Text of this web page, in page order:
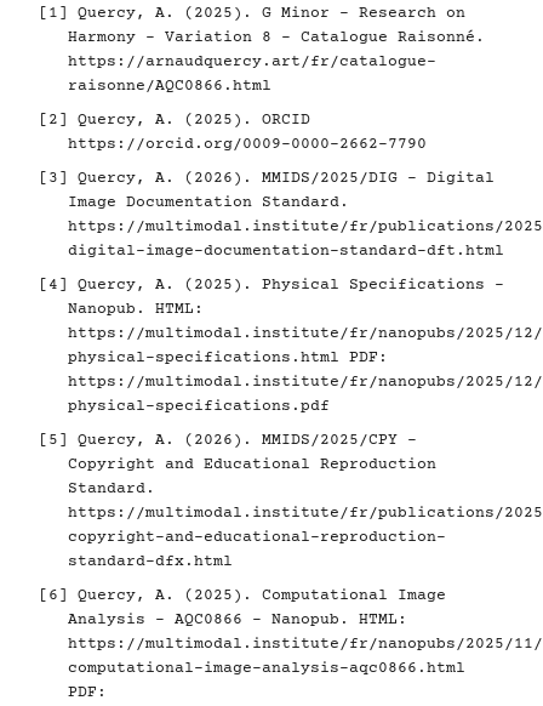
[1]
Quercy, A. (2025). G Minor - Research on
Harmony - Variation 8 - Catalogue Raisonné.
https://arnaudquercy.art/fr/catalogue-
raisonne/AQC0866.html
[2]
Quercy, A. (2025). ORCID
https://orcid.org/0009-0000-2662-7790
[3]
Quercy, A. (2026). MMIDS/2025/DIG - Digital
Image Documentation Standard.
https://multimodal.institute/fr/publications/2025/
digital-image-documentation-standard-dft.html
[4]
Quercy, A. (2025). Physical Specifications -
Nanopub. HTML:
https://multimodal.institute/fr/nanopubs/2025/12/
physical-specifications.html PDF:
https://multimodal.institute/fr/nanopubs/2025/12/
physical-specifications.pdf
[5]
Quercy, A. (2026). MMIDS/2025/CPY -
Copyright and Educational Reproduction
Standard.
https://multimodal.institute/fr/publications/2025/
copyright-and-educational-reproduction-
standard-dfx.html
[6]
Quercy, A. (2025). Computational Image
Analysis - AQC0866 - Nanopub. HTML:
https://multimodal.institute/fr/nanopubs/2025/11/
computational-image-analysis-aqc0866.html
PDF: